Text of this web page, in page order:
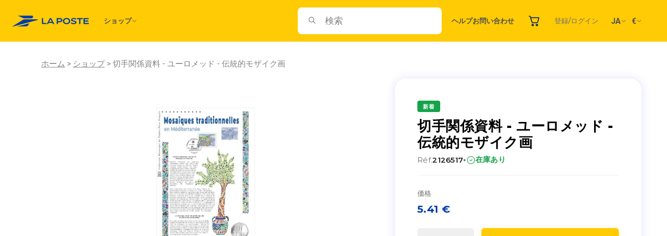
ショップ ヘルプお問い合わせ 登録/ログイン JA €
ホーム ショップ 切手関係資料 - ユーロメッド - 伝統的モザイク画
新着
切手関係資料 - ユーロメッド -
伝統的モザイク画
Réf.2126517· 在庫あり
価格
5.41 €